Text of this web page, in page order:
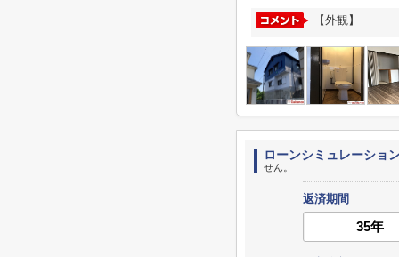
【外観】
ローンシミュレーショ
せん。
返済期間